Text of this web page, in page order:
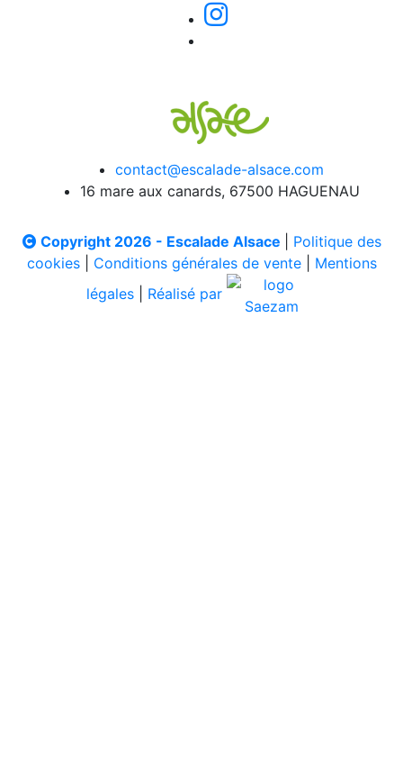
contact@escalade-alsace.com
16 mare aux canards, 67500 HAGUENAU
Copyright 2026 - Escalade Alsace
Politique des
cookies| Conditions générales de vente| Mentions
légales
Réalisé par